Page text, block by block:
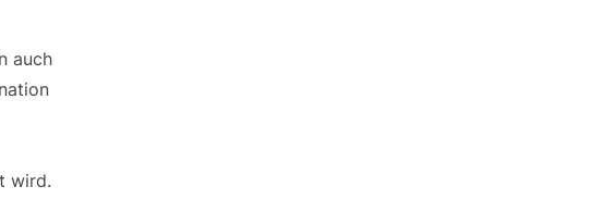
auch
wird.